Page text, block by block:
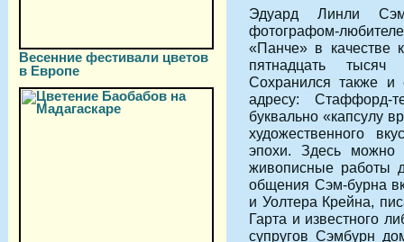
Весенние фестивали цветов
в Европе
Эдуард Линли
фотографом-
«Панче» в качестве
пятнадцать
Сохранился также и
адресу: Стаффорд-
буквально «капсулу
художественного
эпохи. Здесь
живописные работы
общения Сэм-бурна
и Уолтера Крейна,
Гарта и известного
супругов Сэмбурн